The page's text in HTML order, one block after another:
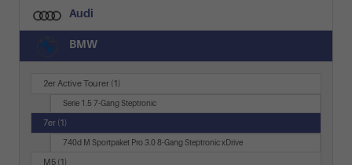
Audi
BMW
2er Active Tourer (1)
Serie 1.5 7-Gang Steptronic
7er (1)
740d M Sportpaket Pro 3.0 8-Gang Steptronic xDrive
M5 (1)